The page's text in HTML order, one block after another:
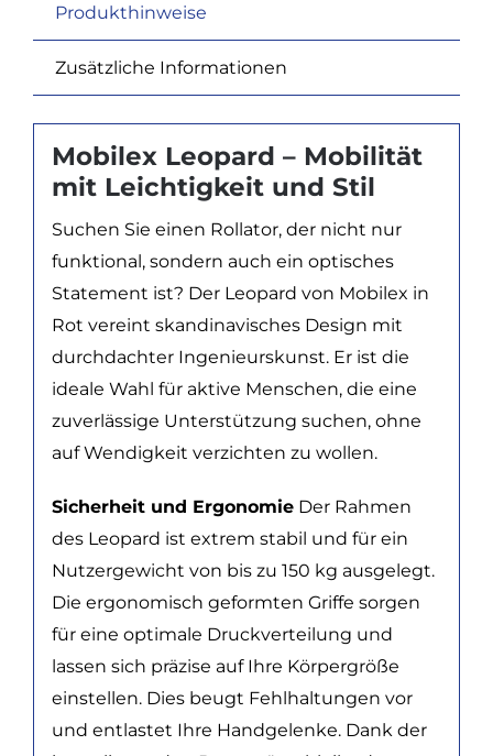
Produkthinweise
Zusätzliche Informationen
Mobilex Leopard – Mobilität
mit Leichtigkeit und Stil
Suchen Sie einen Rollator, der nicht nur
funktional, sondern auch ein optisches
Statement ist? Der Leopard von Mobilex in
Rot vereint skandinavisches Design mit
durchdachter Ingenieurskunst. Er ist die
ideale Wahl für aktive Menschen, die eine
zuverlässige Unterstützung suchen, ohne
auf Wendigkeit verzichten zu wollen.
Sicherheit und ErgonomieDer Rahmen
des Leopard ist extrem stabil und für ein
Nutzergewicht von bis zu 150 kg ausgelegt.
Die ergonomisch geformten Griffe sorgen
für eine optimale Druckverteilung und
lassen sich präzise auf Ihre Körpergröße
einstellen. Dies beugt Fehlhaltungen vor
und entlastet Ihre Handgelenke. Dank der